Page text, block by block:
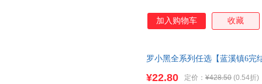
加入购物车 收藏
罗小黑全系列任选【蓝溪镇6完
¥22.80 定价： ¥428.50 (0.54折)